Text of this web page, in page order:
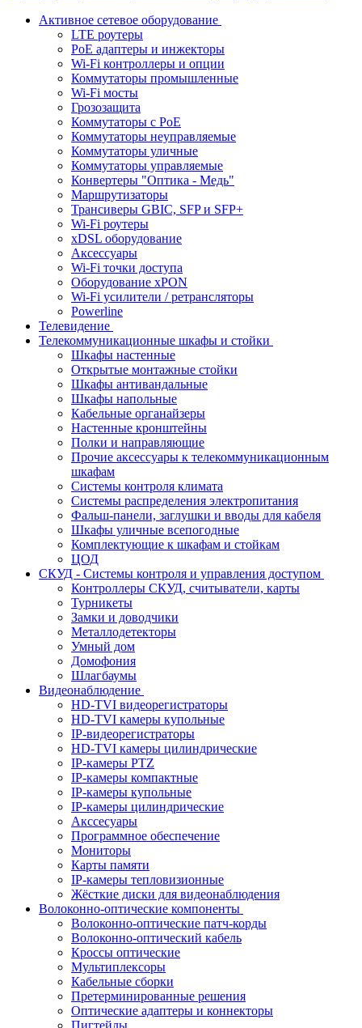
Активное сетевое оборудование
LTE роутеры
PoE адаптеры и инжекторы
Wi-Fi контроллеры и опции
Коммутаторы промышленные
Wi-Fi мосты
Грозозащита
Коммутаторы c PoE
Коммутаторы неуправляемые
Коммутаторы уличные
Коммутаторы управляемые
Конвертеры "Оптика - Медь"
Маршрутизаторы
Трансиверы GBIC, SFP и SFP+
Wi-Fi роутеры
xDSL оборудование
Аксессуары
Wi-Fi точки доступа
Оборудование хPON
Wi-Fi усилители / ретрансляторы
Powerline
Телевидение
Телекоммуникационные шкафы и стойки
Шкафы настенные
Открытые монтажные стойки
Шкафы антивандальные
Шкафы напольные
Кабельные органайзеры
Настенные кронштейны
Полки и направляющие
Прочие аксессуары к телекоммуникационным
шкафам
Системы контроля климата
Системы распределения электропитания
Фальш-панели, заглушки и вводы для кабеля
Шкафы уличные всепогодные
Комплектующие к шкафам и стойкам
ЦОД
СКУД - Системы контроля и управления доступом
Контроллеры СКУД, считыватели, карты
Турникеты
Замки и доводчики
Металлодетекторы
Умный дом
Домофония
Шлагбаумы
Видеонаблюдение
HD-TVI видеорегистраторы
HD-TVI камеры купольные
IP-видеорегистраторы
HD-TVI камеры цилиндрические
IP-камеры PTZ
IP-камеры компактные
IP-камеры купольные
IP-камеры цилиндрические
Акссесуары
Программное обеспечение
Мониторы
Карты памяти
IP-камеры тепловизионные
Жёсткие диски для видеонаблюдения
Волоконно-оптические компоненты
Волоконно-оптические патч-корды
Волоконно-оптический кабель
Кроссы оптические
Мультиплексоры
Кабельные сборки
Претерминированные решения
Оптические адаптеры и коннекторы
Пигтейлы